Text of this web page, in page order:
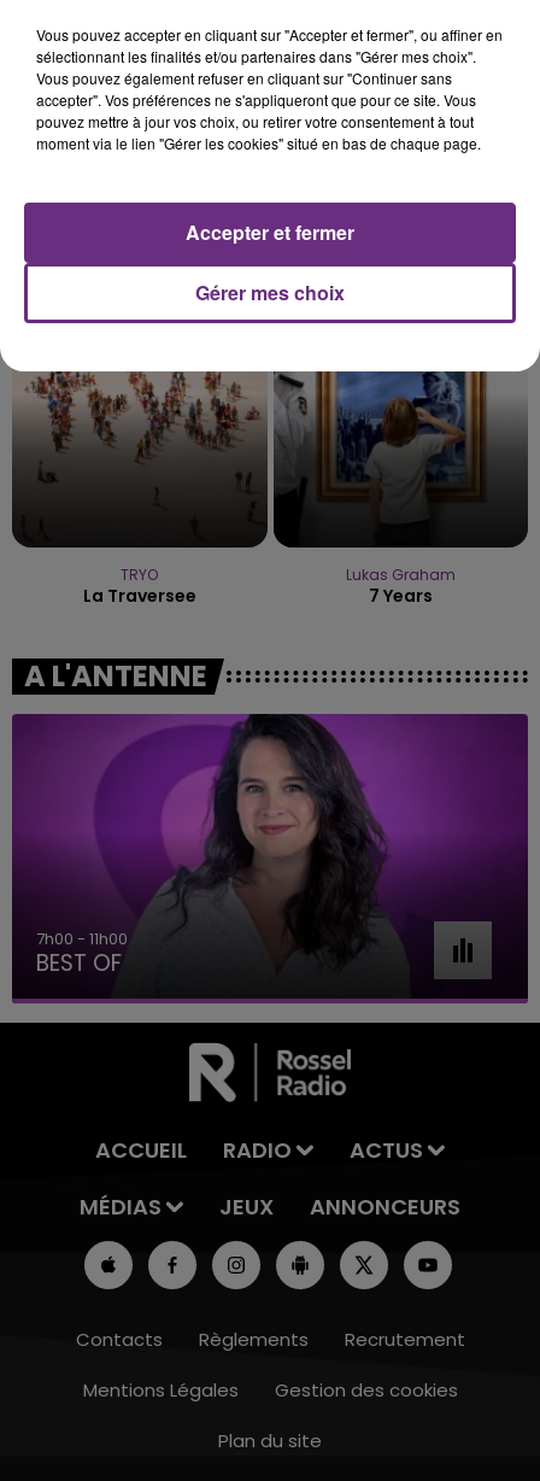
16h00 - 20h00
7 août 2026
LE MAGASIN JOUÉCLUB DE REIMS FERME
SES PORTES
rémois. Le magasin JouéClub est contraint de
fermer ses portes.
TITRES DIFFUSÉS
10h48
10h48
TRYO
La Traversee
10h44
10h44
Lukas Graham
7 Years
A L'ANTENNE
7h00 - 11h00
BEST OF
ACCUEIL RADIO
ACTUS
MÉDIAS
JEUX ANNONCEURS
Contacts Règlements
Recrutement
Mentions Légales
Gestion des cookies
Plan du site
Vous pouvez accepter en cliquant sur "Accepter et fermer", ou affiner en
sélectionnant les finalités et/ou partenaires dans "Gérer mes choix".
Vous pouvez également refuser en cliquant sur "Continuer sans
accepter". Vos préférences ne s'appliqueront que pour ce site. Vous
pouvez mettre à jour vos choix, ou retirer votre consentement à tout
moment via le lien "Gérer les cookies" situé en bas de chaque page.
Gérer mes choix
Accepter et fermer